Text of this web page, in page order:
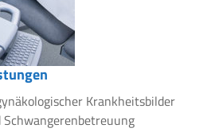
Krankheitsbilder